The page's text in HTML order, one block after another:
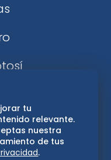
tu
relevante.
nuestra
de tus
.